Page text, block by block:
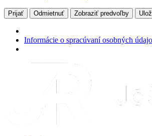
Prijať Odmietnuť Zobraziť predvoľby
Informácie o spracúvaní osobných